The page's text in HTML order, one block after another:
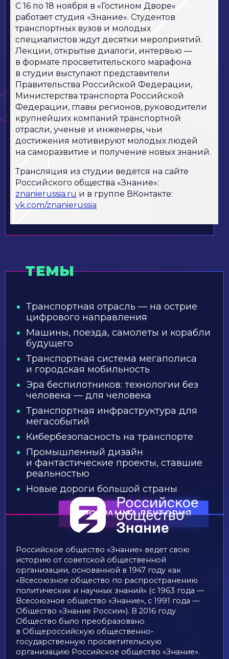
С 16 по 18 ноября в «Гостином Дворе»
работает студия «Знание». Студентов
транспортных вузов и молодых
специалистов ждут десятки мероприятий.
Лекции, открытые диалоги, интервью —
в формате просветительского марафона
в студии выступают представители
Правительства Российской Федерации,
Министерства транспорта Российской
Федерации, главы регионов, руководители
крупнейших компаний транспортной
отрасли, ученые и инженеры, чьи
достижения мотивируют молодых людей
на саморазвитие и получение новых знаний.
Трансляция из студии ведется на сайте
Российского общества «Знание»:
znanierussia.ru и в группе ВКонтакте:
vk.com/znanierussia
ТЕМЫ
Транспортная отрасль — на острие
цифрового направления
Машины, поезда, самолеты и корабли
будущего
Транспортная система мегаполиса
и городская мобильность
Эра беспилотников: технологии без
человека — для человека
Транспортная инфраструктура для
мегасобытий
Кибербезопасность на транспорте
Промышленный дизайн
и фантастические проекты, ставшие
реальностью
Новые дороги большой страны
ПРОГРАММА ЛЕКТОРИЯ
Российское общество «Знание» ведет свою
историю от советской общественной
организации, основанной в 1947 году как
«Всесоюзное общество по распространению
политических и научных знаний» (с 1963 года —
Всесоюзное общество «Знание», с 1991 года —
Общество «Знание России»). В 2016 году
Общество было преобразовано
в Общероссийскую общественно-
государственную просветительскую
организацию Российское общество «Знание».